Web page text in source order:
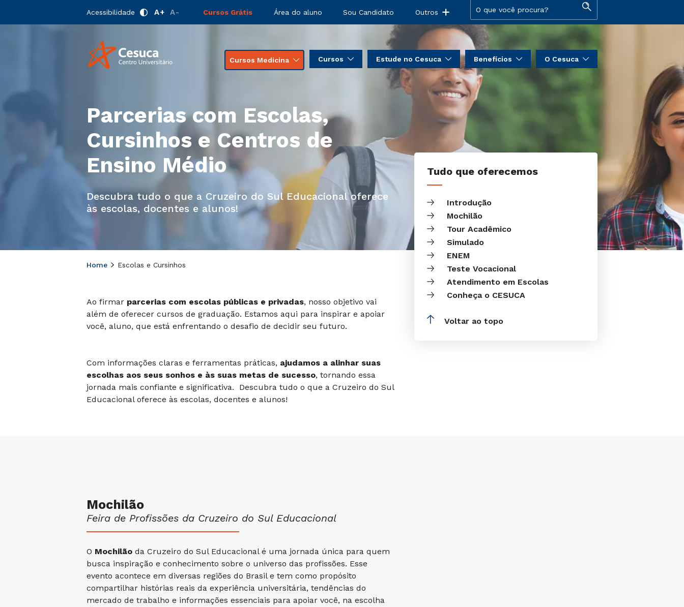
Acessibilidade A+ A- Cursos Grátis Área do aluno Sou Candidato Outros
Cursos Medicina Cursos Estude no Cesuca Benefícios O Cesuca
Parcerias com Escolas,
Cursinhos e Centros de
Ensino Médio
Descubra tudo o que a Cruzeiro do Sul Educacional oferece
às escolas, docentes e alunos!
Tudo que oferecemos
Introdução
Mochilão
Tour Acadêmico
Simulado
ENEM
Teste Vocacional
Atendimento em Escolas
Conheça o CESUCA
Voltar ao topo
Home Escolas e Cursinhos
Ao firmar parcerias com escolas públicas e privadas, nosso objetivo vai
além de oferecer cursos de graduação. Estamos aqui para inspirar e apoiar
você, aluno, que está enfrentando o desafio de decidir seu futuro.
Com informações claras e ferramentas práticas, ajudamos a alinhar suas
escolhas aos seus sonhos e às suas metas de sucesso, tornando essa
jornada mais confiante e significativa. Descubra tudo o que a Cruzeiro do Sul
Educacional oferece às escolas, docentes e alunos!
Mochilão
Feira de Profissões da Cruzeiro do Sul Educacional
O Mochilão da Cruzeiro do Sul Educacional é uma jornada única para quem
busca inspiração e conhecimento sobre o universo das profissões. Esse
evento acontece em diversas regiões do Brasil e tem como propósito
compartilhar histórias reais da experiência universitária, tendências do
mercado de trabalho e informações essenciais para apoiar você, na escolha